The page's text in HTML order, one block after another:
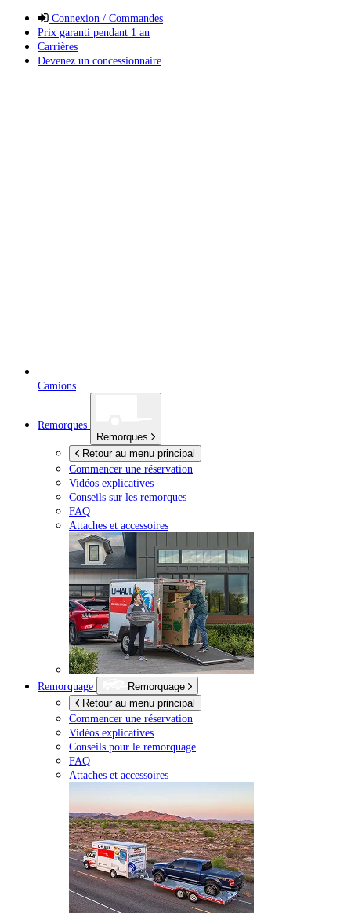
Connexion / Commandes
Prix garanti pendant 1 an
Carrières
Devenez un concessionnaire
Camions
Remorques
Remorques
Retour au menu principal
Commencer une réservation
Vidéos explicatives
Conseils sur les remorques
FAQ
Attaches et accessoires
Remorquage
Remorquage
Retour au menu principal
Commencer une réservation
Vidéos explicatives
Conseils pour le remorquage
FAQ
Attaches et accessoires